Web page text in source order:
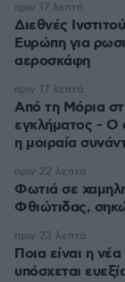
Διεθνές
Ευρώπη για
αεροσκάφη
πριν 17 λεπτά
Από τη Μόρια
εγκλήματος - Ο
η μοιραία
πριν 17 λεπτά
Φωτιά σε
Φθιώτιδας,
πριν 22 λεπτά
Ποια είναι η
υπόσχεται
πριν 23 λεπτά